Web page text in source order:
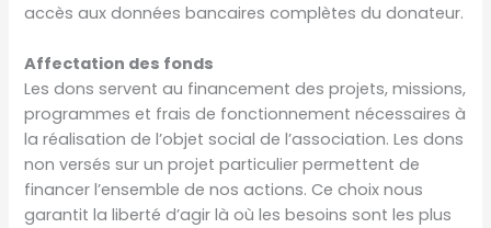
accès aux données bancaires complètes du donateur.
Affectation des fonds
Les dons servent au financement des projets, missions,
programmes et frais de fonctionnement nécessaires à
la réalisation de l’objet social de l’association. Les dons
non versés sur un projet particulier permettent de
financer l’ensemble de nos actions. Ce choix nous
garantit la liberté d’agir là où les besoins sont les plus